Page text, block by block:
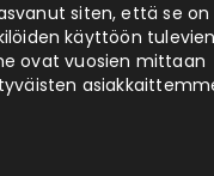
siten, että se on
käyttöön
ovat vuosien mittaan